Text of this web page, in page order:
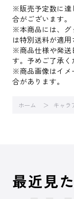
※販売予定数に達
合がございます。
※本商品には、グ
は特別送料が適用
※商品仕様や発送
す。予めご了承く
※商品画像はイメ
合があります。
ホーム キャラ
最近見